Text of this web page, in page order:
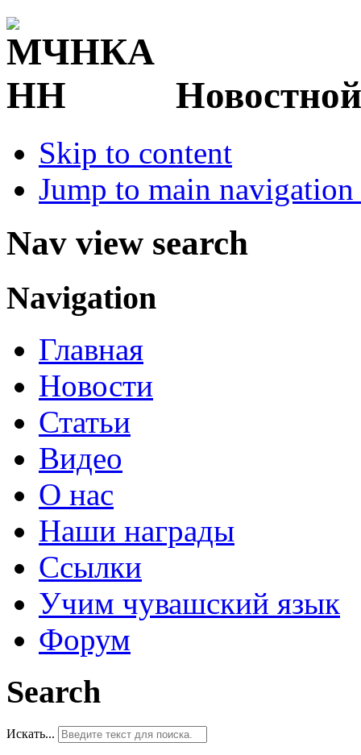
Skip to content
Jump to main
Nav view search
Navigation
Главная
Новости
Статьи
Видео
О нас
Наши награды
Ссылки
Учим чувашский язык
Форум
Search
Искать...